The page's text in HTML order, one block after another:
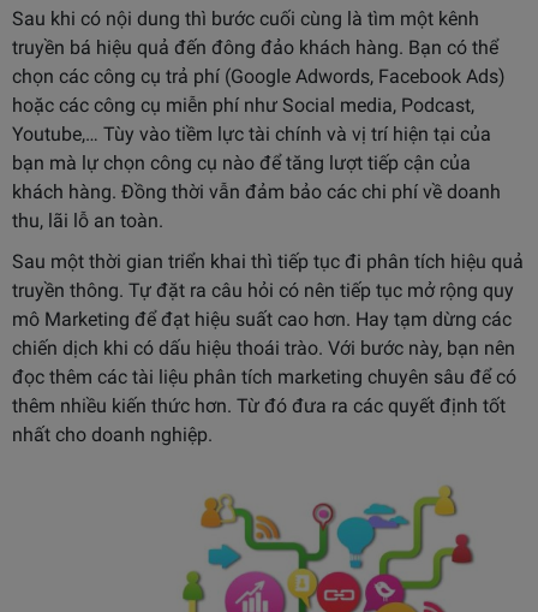
Sau khi có nội dung thì bước cuối cùng là tìm một kênh
truyền bá hiệu quả đến đông đảo khách hàng. Bạn có thể
chọn các công cụ trả phí (Google Adwords, Facebook Ads)
hoặc các công cụ miễn phí như Social media, Podcast,
Youtube,… Tùy vào tiềm lực tài chính và vị trí hiện tại của
bạn mà lự chọn công cụ nào để tăng lượt tiếp cận của
khách hàng. Đồng thời vẫn đảm bảo các chi phí về doanh
thu, lãi lỗ an toàn.
Sau một thời gian triển khai thì tiếp tục đi phân tích hiệu quả
truyền thông. Tự đặt ra câu hỏi có nên tiếp tục mở rộng quy
mô Marketing để đạt hiệu suất cao hơn. Hay tạm dừng các
chiến dịch khi có dấu hiệu thoái trào. Với bước này, bạn nên
đọc thêm các tài liệu phân tích marketing chuyên sâu để có
thêm nhiều kiến thức hơn. Từ đó đưa ra các quyết định tốt
nhất cho doanh nghiệp.